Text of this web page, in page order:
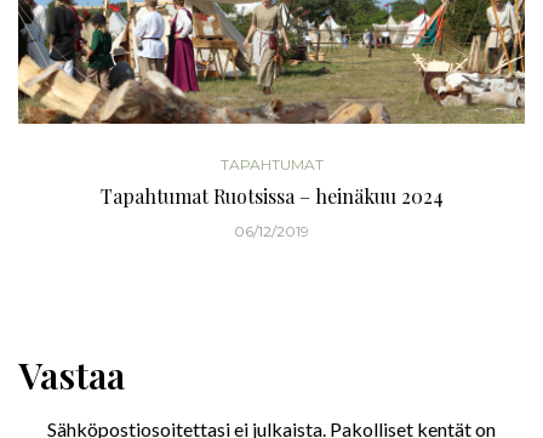
TAPAHTUMAT
Tapahtumat Ruotsissa – heinäkuu 2024
06/12/2019
Vastaa
Sähköpostiosoitettasi ei julkaista. Pakolliset kentät on